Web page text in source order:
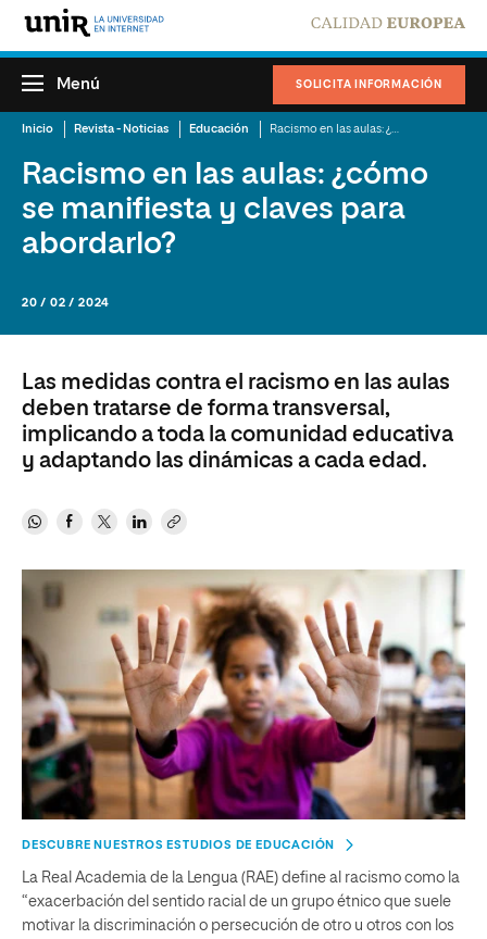
SOLICITA INFORMACIÓN
Menú
Inicio Revista - Noticias Educación
Racismo en las aulas: ¿cómo
se manifiesta y claves para
abordarlo?
20 / 02 / 2024
Las medidas contra el racismo en las aulas
deben tratarse de forma transversal,
implicando a toda la comunidad educativa
y adaptando las dinámicas a cada edad.
DESCUBRE NUESTROS ESTUDIOS DE EDUCACIÓN
La Real Academia de la Lengua (RAE) define al racismo como la
“exacerbación del sentido racial de un grupo étnico que suele
motivar la discriminación o persecución de otro u otros con los